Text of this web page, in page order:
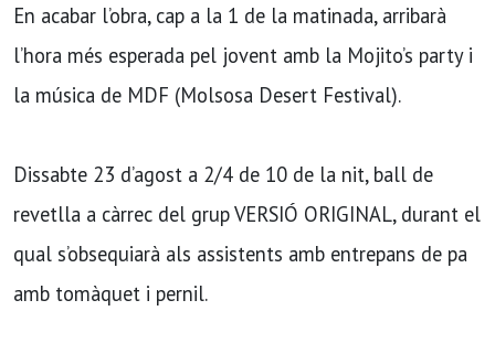
En acabar l’obra, cap a la 1 de la matinada, arribarà
l’hora més esperada pel jovent amb la Mojito’s party i
la música de MDF (Molsosa Desert Festival).
Dissabte 23 d’agost a 2/4 de 10 de la nit, ball de
revetlla a càrrec del grup VERSIÓ ORIGINAL, durant el
qual s’obsequiarà als assistents amb entrepans de pa
amb tomàquet i pernil.